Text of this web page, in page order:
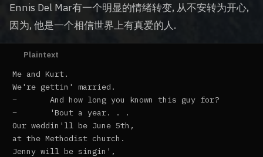
Ennis Del Mar有一个明显的情绪转变, 从不安转为开心,
因为, 他是一个相信世界上有真爱的人.
Me and Kurt.
We're gettin' married.
–	And how long you known this guy for?
–	'Bout a year. . .
Our weddin'll be June 5th,
at the Methodist church.
Jenny will be singin',